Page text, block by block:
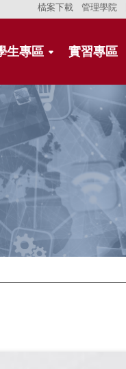
生專區 實習專區
檔案下載 管理學院